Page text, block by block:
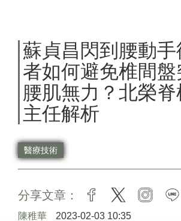
蘇貞昌閃到腰動手
者如何避免椎間盤
腰肌無力？北榮
主任解析
醫療技術
分享文章： facebook
twitter
陳稚華 2023-02-03 10:35